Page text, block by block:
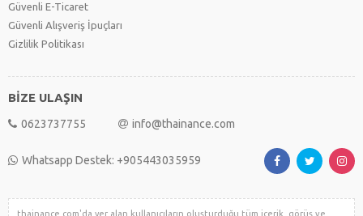
Güvenli E-Ticaret
Güvenli Alışveriş İpuçları
Gizlilik Politikası
BİZE ULAŞIN
0623737755 info@thainance.com
Whatsapp Destek: +905443035959
thainance.com'da yer alan kullanıcıların oluşturduğu tüm içerik, görüş ve